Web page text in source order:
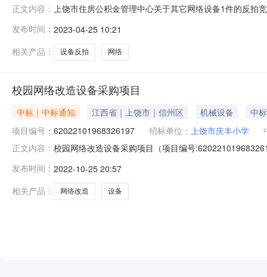
正文内容： 上饶市住房公积金管理中心关于其它网络设备1件的反
行政区划名称：上饶市本级报价起止时间：2023-04-
发布时间： 2023-04-25 10:21
相关产品：
设备反拍 网络
校园网络改造设备采购项目
中标｜中标通知 江西省｜上饶市｜信州区 机械设备
中
项目编号： 62022101968326197 招标单位： 上饶市庆丰小学
正文内容： 校园网络改造设备采购项目（项目编号
10-2418:00二、采购单位信息采购单位名称：上饶市庆
发布时间： 2022-10-25 20:57
相关产品：
网络改造 设备